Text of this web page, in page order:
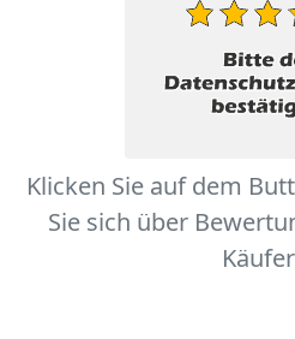
Klicken Sie auf dem
Sie sich über